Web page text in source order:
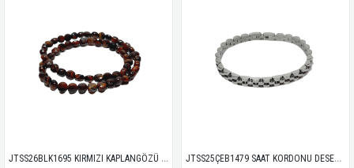
JTSS26BLK1695 KIRMIZI KAPLANGÖZÜ FASET KESİM DOĞALTAŞ ESNEK 4 MM JANTİ BİLEKLİK JTSS25ÇEB1479 SAAT KORDONU DESEN MODEL GÜMÜŞ GRİ RENK KÜNYE PASLANMAZ RENK ATMAZ 316L JANTİ ÇELİK BİLEKLİK